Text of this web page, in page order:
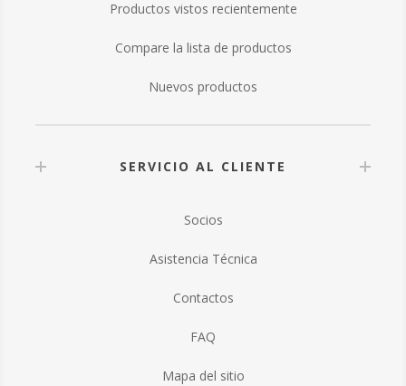
Productos vistos recientemente
Compare la lista de productos
Nuevos productos
SERVICIO AL CLIENTE
Socios
Asistencia Técnica
Contactos
FAQ
Mapa del sitio